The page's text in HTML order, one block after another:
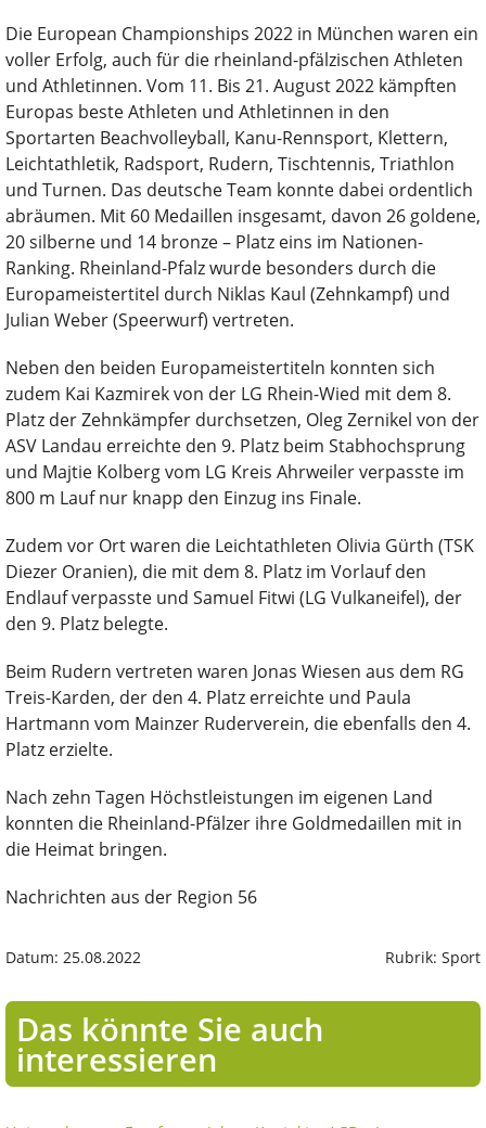
Die European Championships 2022 in München waren ein
voller Erfolg, auch für die rheinland-pfälzischen Athleten
und Athletinnen. Vom 11. Bis 21. August 2022 kämpften
Europas beste Athleten und Athletinnen in den
Sportarten Beachvolleyball, Kanu-Rennsport, Klettern,
Leichtathletik, Radsport, Rudern, Tischtennis, Triathlon
und Turnen. Das deutsche Team konnte dabei ordentlich
abräumen. Mit 60 Medaillen insgesamt, davon 26 goldene,
20 silberne und 14 bronze – Platz eins im Nationen-
Ranking. Rheinland-Pfalz wurde besonders durch die
Europameistertitel durch Niklas Kaul (Zehnkampf) und
Julian Weber (Speerwurf) vertreten.
Neben den beiden Europameistertiteln konnten sich
zudem Kai Kazmirek von der LG Rhein-Wied mit dem 8.
Platz der Zehnkämpfer durchsetzen, Oleg Zernikel von der
ASV Landau erreichte den 9. Platz beim Stabhochsprung
und Majtie Kolberg vom LG Kreis Ahrweiler verpasste im
800 m Lauf nur knapp den Einzug ins Finale.
Zudem vor Ort waren die Leichtathleten Olivia Gürth (TSK
Diezer Oranien), die mit dem 8. Platz im Vorlauf den
Endlauf verpasste und Samuel Fitwi (LG Vulkaneifel), der
den 9. Platz belegte.
Beim Rudern vertreten waren Jonas Wiesen aus dem RG
Treis-Karden, der den 4. Platz erreichte und Paula
Hartmann vom Mainzer Ruderverein, die ebenfalls den 4.
Platz erzielte.
Nach zehn Tagen Höchstleistungen im eigenen Land
konnten die Rheinland-Pfälzer ihre Goldmedaillen mit in
die Heimat bringen.
Nachrichten aus der Region 56
Datum: 25.08.2022 Rubrik: Sport
Das könnte Sie auch
interessieren